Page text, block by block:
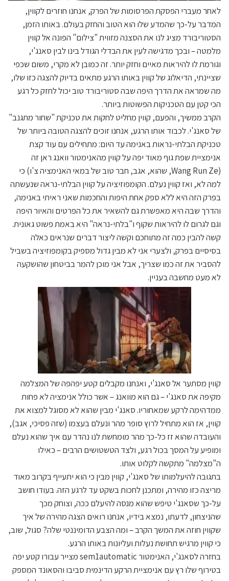
לאחר מעברי הפסקת הפרסומות של הפרק, אנחנו חוזרים לקווין,
המדבר על-כך שהמדע שלו הוא הטוב והחזק בעולם. באותו הזמן,
הסטוריבורד מציג לנו את הסצנה מזווית "צילום" הפונה אל קווין
מלמטה – ובכך מדגישה לעין את הבדלי הגודל בינו לבין סאנג'י,
וגורמת לו להיראות מאיים וחזק יותר. זה כמובן לא מקרי, משום שכפי
שציינתי, הדיאלוג של קווין באותו הרגע מתאים בדיוק להצגה כזו שלו,
מה שמראה את הדרך היפה שבה סטוריבורד טוב יכול לחזק כל רגע
הכי קטן עם הטכניקות הפשוטות ביותר.
הקרב ממשיך, והפעם, קווין מחליט לחקות את טכניקת "שחור מתגנב"
של סאנג'י. לכבוד אותו הרגע, אנחנו זוכים להצגה הטובה ביותר של
טכניקת הבלתי-נראות באנימה עד היום: מתחילים עם עוד קצת
אנימציית שפת גוף מאוד יפה על קווין מהאנימטור וואנג ראן זה
(Wang Run Ze, שהוא, אגב, חבר טוב של במאי האנימציה צ'ו) כי
למה לא, ואז קווין נעלם. הקומפוזיציה על קווין הבלתי-נראה שנעשתה
בפרק הזה היא ללא ספק אחת היפות והחכמות שאני ראיתי באנימה,
והדרך שבה היא מאפשרת גם להשאיר את כל הפרטים והאיור היפה
וגם לגרום לו להיראות שקוף ו"בלתי-נראה" היא באמת פשוט גאונית.
קשה להבין כמה זה מתוחכם וקשה ליצור דברים שנראים כאלה
בסיסיים בפרק, ולצערי אני לא מבין גדול מספיק בקומפוזיציה בשביל
להסביר את זה כמו שצריך, אבל אני מוכן להמר בביטחון שהושקעה
לא מעט מחשבה בעניין.
קווין מסתער אל סאנג'י, ואנחנו מקבלים קטע יפהפה של המצלמה
מקיפה את סאנג'י – גם הוא מוואנג – אשר כולל אנימציה לא פחות
ממדהימה לרקע שמאחוריו. סאנג'י מבין שהוא לא מסוגל למצוא את
קווין, אז הוא מתחיל לרוץ סופר מהר ונעלם בעצמו (שזה פסיכי, אגב),
והעובדה שהוא זז כל-כך מהר מומחשת לנו נהדר עם איך שהוא נעלם
ומופיע על המסך בכול רגע, ולצד הטשטושים הרבים – כאילו
ה"מצלמה" מתקשה לקלוט אותו.
בתגובה להיעלמותו של סאנג'י, קווין מבין כי הוא יתעייף בקרוב מאוד
מריצה כזו מהירה, ומתכנן לחכות בשקט עד לרגע הזה. בעודו חושב
על-כך שסאנג'י טיפש שהוא מנסה להיעלם ככה, וצוחק מכך
שהניצחון, לדעתו, נמצא בידיו, אנחנו רואים הצגה מהירה של איך
שקווין חוזה את המשך הקרב – ומה הצבע הדומיננטי שלה? סגול, שוב,
כי קווין מרגיש תחושת נעלות ועליונות באותו הרגע.
בחזרה לסאנג'י, האנימטור sem1automatic מצייר עבורו קטע יפה
בטירוף שלו רץ עם אנימציית הרקע הדינמית סביבו והסאונד המספק